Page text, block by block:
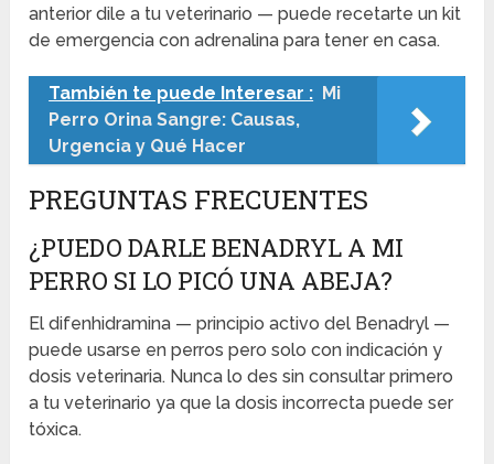
anterior dile a tu veterinario — puede recetarte un kit
de emergencia con adrenalina para tener en casa.
También te puede Interesar : Mi
Perro Orina Sangre: Causas,
Urgencia y Qué Hacer
PREGUNTAS FRECUENTES
¿PUEDO DARLE BENADRYL A MI
PERRO SI LO PICÓ UNA ABEJA?
El difenhidramina — principio activo del Benadryl —
puede usarse en perros pero solo con indicación y
dosis veterinaria. Nunca lo des sin consultar primero
a tu veterinario ya que la dosis incorrecta puede ser
tóxica.